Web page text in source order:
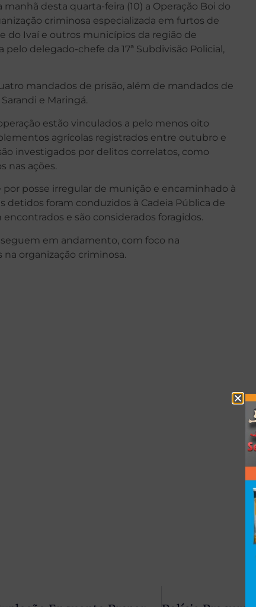
manhã desta quarta-feira (10) a Operação Boi do
criminosa especializada em furtos de
do Ivaí e outros municípios da região de
delegado-chefe da 17ª Subdivisão Policial,
mandados de prisão, além de mandados de
e Maringá.
estão vinculados a pelo menos oito
agrícolas registrados entre outubro e
investigados por delitos correlatos, como
nas ações.
posse irregular de munição e encaminhado à
detidos foram conduzidos à Cadeia Pública de
e são considerados foragidos.
em andamento, com foco na
organização criminosa.